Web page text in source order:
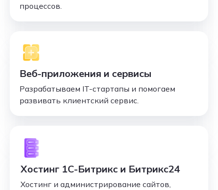
процессов.
Веб-приложения и сервисы
Разрабатываем IT-стартапы и помогаем
развивать клиентский сервис.
Хостинг 1С-Битрикс и Битрикс24
Хостинг и администрирование сайтов,